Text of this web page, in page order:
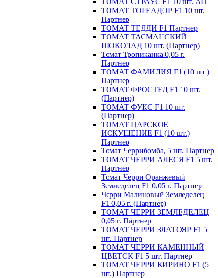
ТОМАТ СТРАУС F1 10 шт. АП
ТОМАТ ТОРЕАДОР F1 10 шт.
Партнер
ТОМАТ ТЕДДИ F1 Партнер
ТОМАТ ТАСМАНСКИЙ
ШОКОЛАД 10 шт. (Партнер)
Томат Тропиканка 0,05 г.
Партнер
ТОМАТ ФАМИЛИЯ F1 (10 шт.)
Партнер
ТОМАТ ФРОСТЕД F1 10 шт.
(Партнер)
ТОМАТ ФУКС F1 10 шт.
(Партнер)
ТОМАТ ЦАРСКОЕ
ИСКУШЕНИЕ F1 (10 шт.)
Партнер
Томат Черрибомба, 5 шт. Партнер
ТОМАТ ЧЕРРИ АЛЕСЯ F1 5 шт.
Партнер
Томат Черри Оранжевый
Земледелец F1 0,05 г. Партнер
Черри Малиновый Земледелец
F1 0,05 г. (Партнер)
ТОМАТ ЧЕРРИ ЗЕМЛЕДЕЛЕЦ
0,05 г. Партнер
ТОМАТ ЧЕРРИ ЗЛАТОЯР F1 5
шт. Партнер
ТОМАТ ЧЕРРИ КАМЕННЫЙ
ЦВЕТОК F1 5 шт. Партнер
ТОМАТ ЧЕРРИ КИРИНО F1 (5
шт.) Партнер